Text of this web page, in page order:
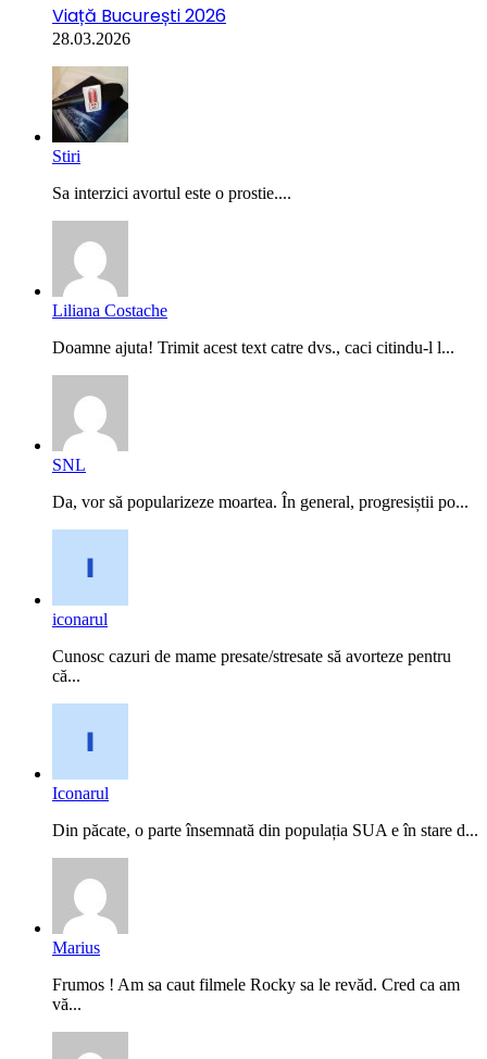
Viață București 2026
28.03.2026
Stiri
Sa interzici avortul este o prostie....
Liliana Costache
Doamne ajuta! Trimit acest text catre dvs., caci citindu-l l...
SNL
Da, vor să popularizeze moartea. În general, progresiștii po...
iconarul
Cunosc cazuri de mame presate/stresate să avorteze pentru
că...
Iconarul
Din păcate, o parte însemnată din populația SUA e în stare d...
Marius
Frumos ! Am sa caut filmele Rocky sa le revăd. Cred ca am
vă...